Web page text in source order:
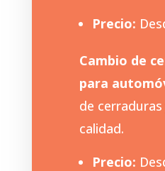
Precio:
Cambio de
para
de
calidad.
Precio: